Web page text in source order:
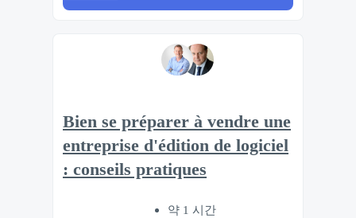
Bien se préparer à vendre une
entreprise d'édition de logiciel
: conseils pratiques
약 1 시간